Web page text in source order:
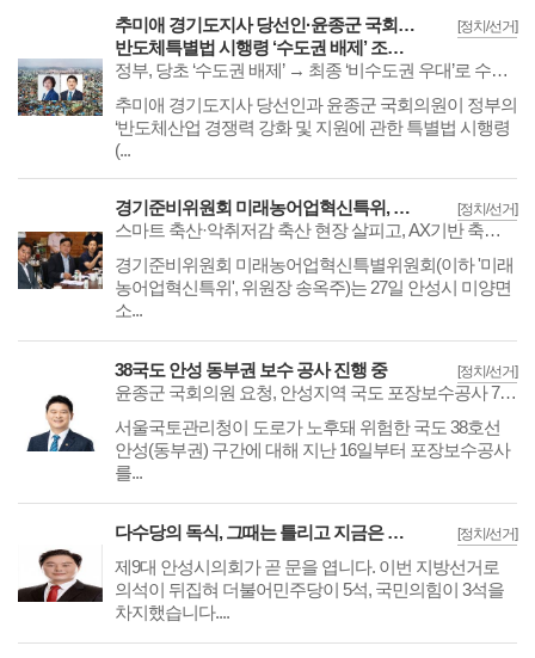
[정치/선거]
추미애 경기도지사 당선인·윤종군 국회의원,
반도체특별법 시행령 ‘수도권 배제’ 조항 삭제 환영
정부, 당초 ‘수도권 배제’ → 최종 ‘비수도권 우대’로 수정해 입법예고
​​​​​​​추미애 경기도지사 당선인과 윤종군 국회의원이 정부의
‘반도체산업 경쟁력 강화 및 지원에 관한 특별법 시행령
(...
[정치/선거]
경기준비위원회 미래농어업혁신특위, 안성 축산농가 현장 방문
스마트 축산·악취저감 축산 현장 살피고, AX기반 축산 환경 개선방안 논의
​​​​​​​경기준비위원회 미래농어업혁신특별위원회(이하 '미래
농어업혁신특위', 위원장 송옥주)는 27일 안성시 미양면
소...
[정치/선거]
38국도 안성 동부권 보수 공사 진행 중
윤종군 국회의원 요청, 안성지역 국도 포장보수공사 79억 원 확보
​​​​​​​서울국토관리청이 도로가 노후돼 위험한 국도 38호선
안성(동부권) 구간에 대해 지난 16일부터 포장보수공사
를...
[정치/선거]
다수당의 독식, 그때는 틀리고 지금은 맞습니까?
제9대 안성시의회가 곧 문을 엽니다. 이번 지방선거로
의석이 뒤집혀 더불어민주당이 5석, 국민의힘이 3석을
차지했습니다....